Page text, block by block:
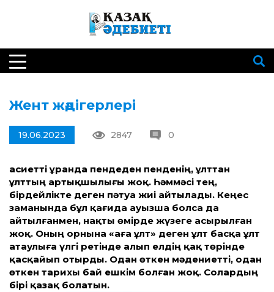
Жент жәдігерлері
19.06.2023 2847 0
Қасиетті Құранда пендеден пенденің, ұлттан
ұлттың артықшылығы жоқ. Һәммәсі тең,
бірдейлікте деген пәтуа жиі айтылады. Кеңес
заманында бұл қағида ауызша болса да
айтылғанмен, нақты өмірде жүзеге асырылған
жоқ. Оның орнына «аға ұлт» деген ұлт басқа ұлт
атаулыға үлгі ретінде алып елдің қақ төрінде
қасқайып отырды. Одан өткен мәдениетті, одан
өткен тарихы бай ешкім болған жоқ. Солардың
бірі қазақ болатын.